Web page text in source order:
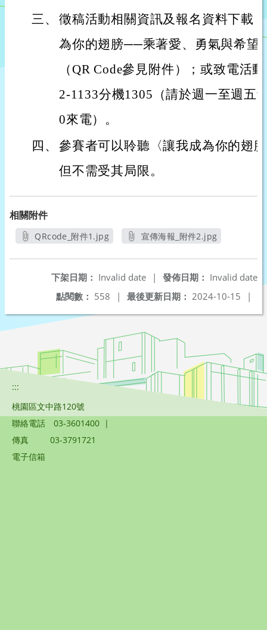
三、 徵稿活動相關資訊及報名資料下載
為你的翅膀──乘著愛、勇氣與希望
（QR Code參見附件）；或致電活
2-1133分機1305（請於週一至週五
0來電）。
四、 參賽者可以聆聽〈讓我成為你的翅
但不需受其局限。
相關附件
QRcode_附件1.jpg
宣傳海報_附件2.jpg
發佈日期： Invalid date
下架日期： Invalid date
|
最後更新日期： 2024-10-15 |
點閱數： 558 |
:::
桃園區文中路120號
聯絡電話
03-3601400 |
傳真
03-3791721
電子信箱